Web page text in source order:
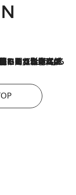
封鎖による影響はいつまで続く？《エネルギー専門家に聞く“どうなる日本の暮らし”》